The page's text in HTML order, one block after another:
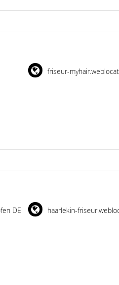
friseur-
DE haarlekin-